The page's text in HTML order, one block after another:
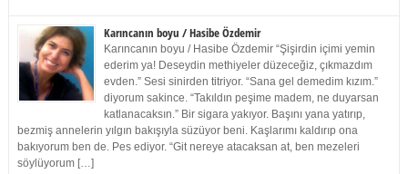
Karıncanın boyu / Hasibe Özdemir
Karıncanın boyu / Hasibe Özdemir “Şişirdin içimi yemin
ederim ya! Deseydin methiyeler düzeceğiz, çıkmazdım
evden.” Sesi sinirden titriyor. “Sana gel demedim kızım.”
diyorum sakince. “Takıldın peşime madem, ne duyarsan
katlanacaksın.” Bir sigara yakıyor. Başını yana yatırıp,
bezmiş annelerin yılgın bakışıyla süzüyor beni. Kaşlarımı kaldırıp ona
bakıyorum ben de. Pes ediyor. “Git nereye atacaksan at, ben mezeleri
söylüyorum […]